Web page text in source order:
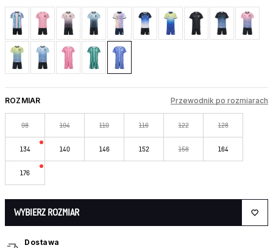
ROZMIAR Przewodnik po rozmiarach
98 104 110 116 122 128
134 140 146 152 158 164
176
WYBIERZ ROZMIAR
Dostawa